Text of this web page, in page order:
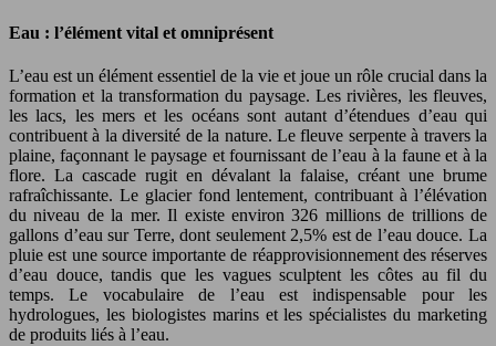
Eau : l’élément vital et omniprésent
L’eau est un élément essentiel de la vie et joue un rôle crucial dans la
formation et la transformation du paysage. Les rivières, les fleuves,
les lacs, les mers et les océans sont autant d’étendues d’eau qui
contribuent à la diversité de la nature. Le fleuve serpente à travers la
plaine, façonnant le paysage et fournissant de l’eau à la faune et à la
flore. La cascade rugit en dévalant la falaise, créant une brume
rafraîchissante. Le glacier fond lentement, contribuant à l’élévation
du niveau de la mer. Il existe environ 326 millions de trillions de
gallons d’eau sur Terre, dont seulement 2,5% est de l’eau douce. La
pluie est une source importante de réapprovisionnement des réserves
d’eau douce, tandis que les vagues sculptent les côtes au fil du
temps. Le vocabulaire de l’eau est indispensable pour les
hydrologues, les biologistes marins et les spécialistes du marketing
de produits liés à l’eau.